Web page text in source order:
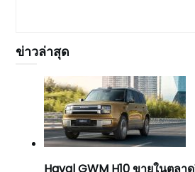
ข่าวล่าสุด
Haval GWM H10 ขายในตลา